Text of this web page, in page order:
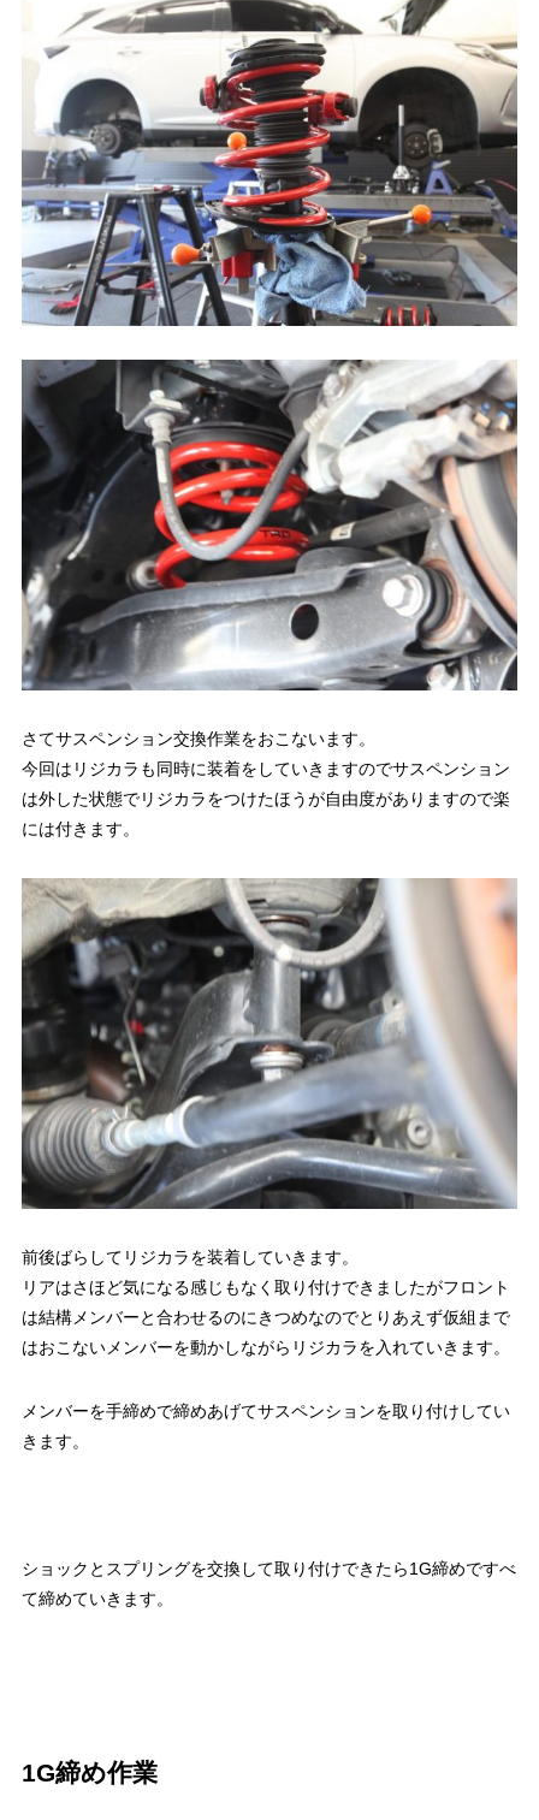
さてサスペンション交換作業をおこないます。
今回はリジカラも同時に装着をしていきますのでサスペンション
は外した状態でリジカラをつけたほうが自由度がありますので楽
には付きます。
前後ばらしてリジカラを装着していきます。
リアはさほど気になる感じもなく取り付けできましたがフロント
は結構メンバーと合わせるのにきつめなのでとりあえず仮組まで
はおこないメンバーを動かしながらリジカラを入れていきます。
メンバーを手締めで締めあげてサスペンションを取り付けしてい
きます。
ショックとスプリングを交換して取り付けできたら1G締めですべ
て締めていきます。
1G締め作業